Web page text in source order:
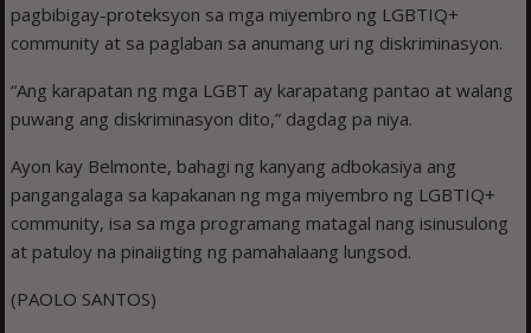
pagbibigay-proteksyon sa mga miyembro ng LGBTIQ+
community at sa paglaban sa anumang uri ng diskriminasyon.
“Ang karapatan ng mga LGBT ay karapatang pantao at walang
puwang ang diskriminasyon dito,” dagdag pa niya.
Ayon kay Belmonte, bahagi ng kanyang adbokasiya ang
pangangalaga sa kapakanan ng mga miyembro ng LGBTIQ+
community, isa sa mga programang matagal nang isinusulong
at patuloy na pinaiigting ng pamahalaang lungsod.
(PAOLO SANTOS)